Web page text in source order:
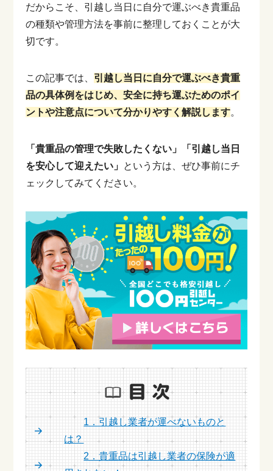
だからこそ、引越し当日に自分で運ぶべき貴重品
の種類や管理方法を事前に整理しておくことが大
切です。
この記事では、 引越し当日に自分で運ぶべき貴重
品の具体例をはじめ、安全に持ち運ぶためのポイ
ントや注意点について分かりやすく解説します。
「貴重品の管理で失敗したくない」「引越し当日
を安心して迎えたい」 という方は、ぜひ事前にチ
ェックしてみてください。
1．引越し業者が運べないものと
は？
2．貴重品は引越し業者の保険が適